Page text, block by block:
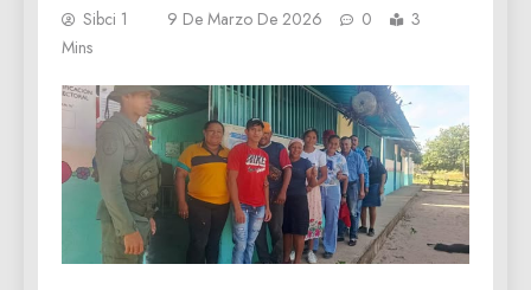
Sibci 1 9 De Marzo De 2026 0
3
Mins